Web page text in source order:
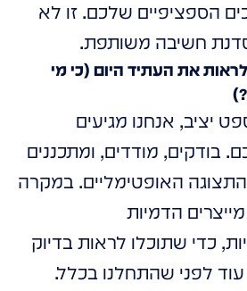
הספציפיים שלכם. זו לא
חשיבה משותפת.
את העתיד היום (כי מי
יציב, אנחנו מגיעים
בודקים, מודדים, ומתכננים
התצוגה האופטימליים. במקרה
הדמיות
כדי שתוכלו לראות בדיוק
עוד לפני שהתחלנו בכלל.